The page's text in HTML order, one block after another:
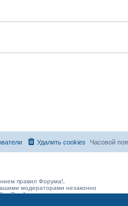
Часовой
Удалить cookies
правил Форума!,
модераторами незаконно